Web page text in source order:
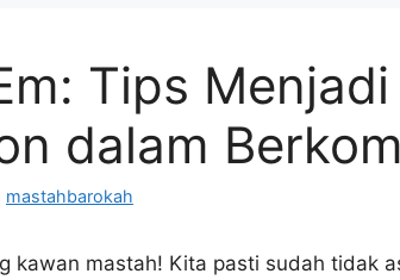
Tips
dalam
mastahbarokah
kawan mastah! Kita pasti sudah tidak